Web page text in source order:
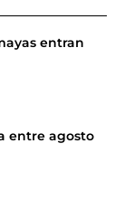
entran
entre agosto